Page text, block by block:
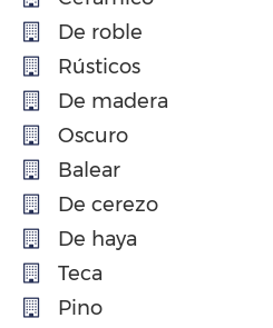
De roble
Rústicos
De madera
Oscuro
Balear
De cerezo
De haya
Teca
Pino